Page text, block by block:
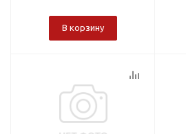
В корзину